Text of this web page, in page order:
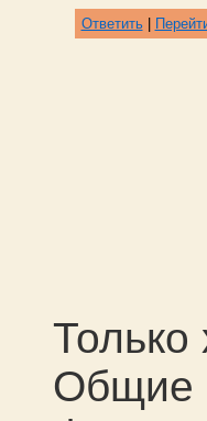
Ответить|
Общие